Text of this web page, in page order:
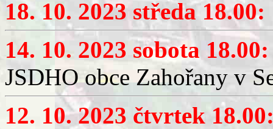
18. 10. 2023 středa 18.00:
14. 10. 2023 sobota 18.00:
JSDHO obce Zahořany v
12. 10. 2023 čtvrtek